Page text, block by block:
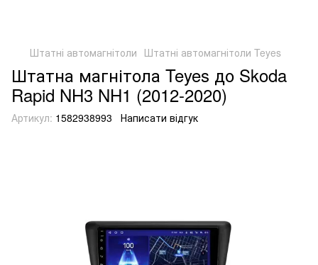
Штатні автомагнітоли Штатні автомагнітоли Teyes
Штатна магнітола Teyes до Skoda
Rapid NH3 NH1 (2012-2020)
Артикул: 1582938993 Написати відгук